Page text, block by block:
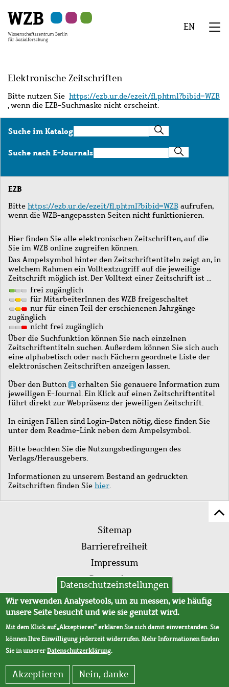
Hauptinhalt
springen
Navigation
springen
Suche
springen
Sekundärnavigation
springen
Fußzeile
springen
EN
Elektronische Zeitschriften
Bitte nutzen Sie https://ezb.ur.de/ezeit/fl.phtml?bibid=WZB
, wenn die EZB-Suchmaske nicht erscheint.
Suche im KatalogSuche
im
Katalog
Suche nach E-JournalsSuche
nach
Journals
EZB
Bitte https://ezb.ur.de/ezeit/fl.phtml?bibid=WZB aufrufen,
wenn die WZB-angepassten Seiten nicht funktionieren.
Hier finden Sie alle elektronischen Zeitschriften, auf die
Sie im WZB online zugreifen können.
Das Ampelsymbol hinter den Zeitschriftentiteln zeigt an, in
welchem Rahmen ein Volltextzugriff auf die jeweilige
Zeitschrift möglich ist. Der Volltext einer Zeitschrift ist …
frei zugänglich
für MitarbeiterInnen des WZB freigeschaltet
nur für einen Teil der erschienenen Jahrgänge
zugänglich
nicht frei zugänglich
Über die Suchfunktion können Sie nach einzelnen
Zeitschriftentiteln suchen. Außerdem können Sie sich auch
eine alphabetisch oder nach Fächern geordnete Liste der
elektronischen Zeitschriften anzeigen lassen.
Über den Button
erhalten Sie genauere Information zum
jeweiligen E-Journal. Ein Klick auf einen Zeitschriftentitel
führt direkt zur Webpräsenz der jeweiligen Zeitschrift.
In einigen Fällen sind Login-Daten nötig, diese finden Sie
unter dem Readme-Link neben dem Ampelsymbol.
Bitte beachten Sie die Nutzungsbedingungen des
Verlags/Herausgebers.
Informationen zu unserem Bestand an gedruckten
Zeitschriften finden Sie hier.
Fußleistenmenü
Sitemap
Barrierefreiheit
Impressum
Datenschutz
AVB
Datenschutzeinstellungen
Wir verwenden Analysetools, um zu messen, wie häufig
unsere Seite besucht und wie sie genutzt wird.
Mit dem Klick auf „Akzeptieren“ erklären Sie sich damit einverstanden. Sie
können Ihre Einwilligung jederzeit widerrufen. Mehr Informationen finden
Sie in unsererDatenschutzerklärung.
Akzeptieren Nein, danke